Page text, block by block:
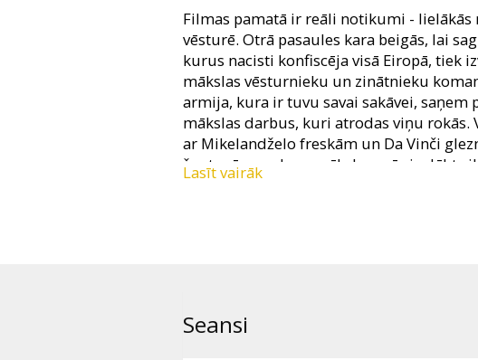
Filmas pamatā ir reāli notikumi -
vēsturē. Otrā pasaules kara beigās, lai
kurus nacisti konfiscēja visā Eiropā, tiek
mākslas vēsturnieku un zinātnieku
armija, kura ir tuvu savai sakāvei, saņem
mākslas darbus, kuri atrodas viņu
ar Mikelandželo freskām un Da Vinči
šautenēm un kara mākslu, spēs izglābt
sasniegumus?
Lasīt vairāk
Seansi